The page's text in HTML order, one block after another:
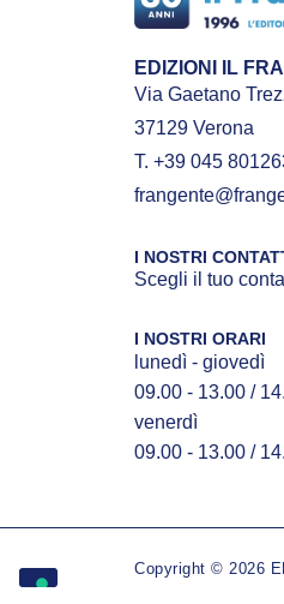
EDIZIONI IL
Via Gaetano
37129 Verona
T. +39 045
I NOSTRI
Scegli il tuo
I NOSTRI ORARI
lunedì - giovedì
09.00 - 13.00 /
venerdì
09.00 - 13.00 /
Copyright © 2026